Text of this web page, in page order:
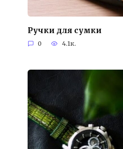
Ручки для сумки
0 4.1к.